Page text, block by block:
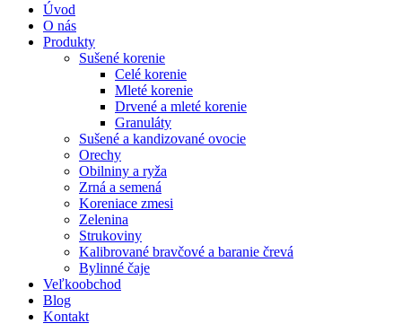
Úvod
O nás
Produkty
Sušené korenie
Celé korenie
Mleté korenie
Drvené a mleté korenie
Granuláty
Sušené a kandizované ovocie
Orechy
Obilniny a ryža
Zrná a semená
Koreniace zmesi
Zelenina
Strukoviny
Kalibrované bravčové a baranie črevá
Bylinné čaje
Veľkoobchod
Blog
Kontakt